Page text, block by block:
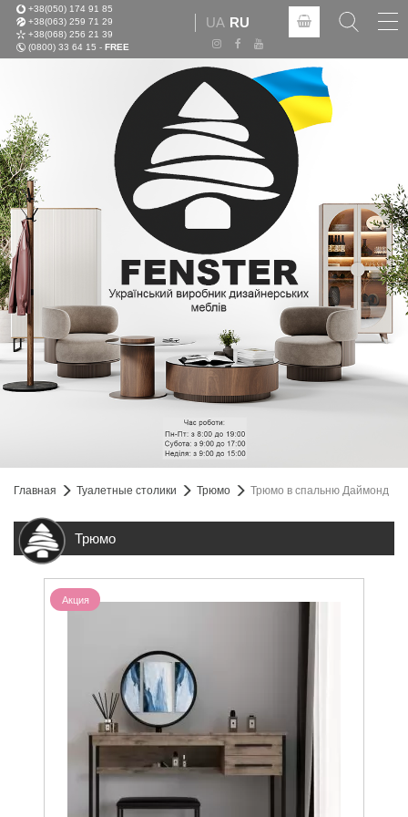
+38(050) 174 91 85
+38(063) 259 71 29
+38(068) 256 21 39
(0800) 33 64 15 - FREE
UA RU
Главная Туалетные столики Трюмо Трюмо в спальню Даймонд
Трюмо
Акция